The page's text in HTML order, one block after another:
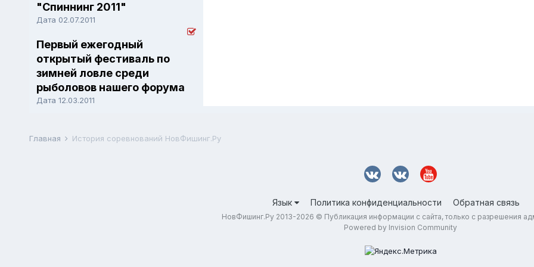
"Спиннинг 2011"
Дата 02.07.2011
Первый ежегодный
открытый фестиваль по
зимней ловле среди
рыболовов нашего форума
Дата 12.03.2011
Главная История соревнований НовФишинг.Ру
Язык Политика конфиденциальности Обратная связь
НовФишинг.Ру 2013-2026 © Публикация информации с сайта, только с разрешения
Powered by Invision Community